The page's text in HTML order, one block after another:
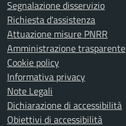
Segnalazione disservizio
Richiesta d'assistenza
Attuazione misure PNRR
Amministrazione trasparente
Cookie policy
Informativa privacy
Note Legali
Dichiarazione di accessibilità
Obiettivi di accessibilità